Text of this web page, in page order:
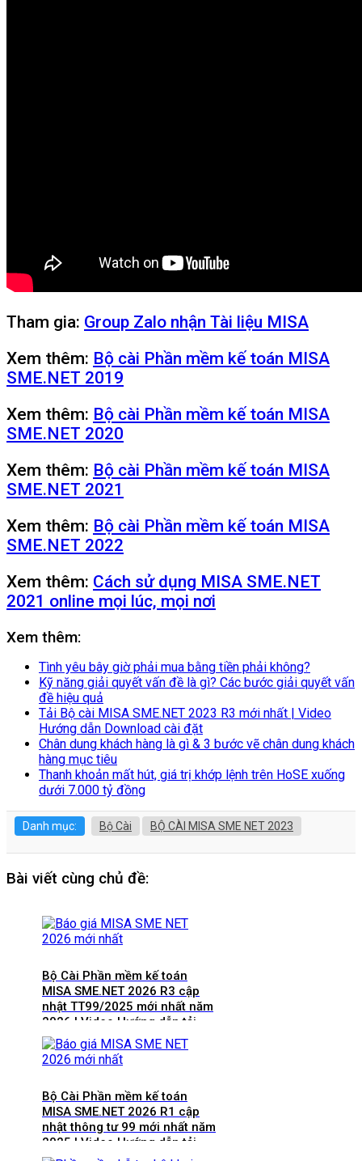
Tham gia: Group Zalo nhận Tài liệu MISA
Xem thêm: Bộ cài Phần mềm kế toán MISA
SME.NET 2019
Xem thêm: Bộ cài Phần mềm kế toán MISA
SME.NET 2020
Xem thêm: Bộ cài Phần mềm kế toán MISA
SME.NET 2021
Xem thêm: Bộ cài Phần mềm kế toán MISA
SME.NET 2022
Xem thêm: Cách sử dụng MISA SME.NET
2021 online mọi lúc, mọi nơi
Xem thêm:
Tình yêu bây giờ phải mua bằng tiền phải không?
Kỹ năng giải quyết vấn đề là gì? Các bước giải quyết vấn
đề hiệu quả
Tải Bộ cài MISA SME.NET 2023 R3 mới nhất | Video
Hướng dẫn Download cài đặt
Chân dung khách hàng là gì & 3 bước vẽ chân dung khách
hàng mục tiêu
Thanh khoản mất hút, giá trị khớp lệnh trên HoSE xuống
dưới 7.000 tỷ đồng
Danh mục: Bộ Cài BỘ CÀI MISA SME NET 2023
Bài viết cùng chủ đề:
Bộ Cài Phần mềm kế toán
MISA SME.NET 2026 R3 cập
nhật TT99/2025 mới nhất năm
2026 | Video Hướng dẫn tải
Download cài đặt
Bộ Cài Phần mềm kế toán
MISA SME.NET 2026 R1 cập
nhật thông tư 99 mới nhất năm
2025 | Video Hướng dẫn tải
Download cài đặt